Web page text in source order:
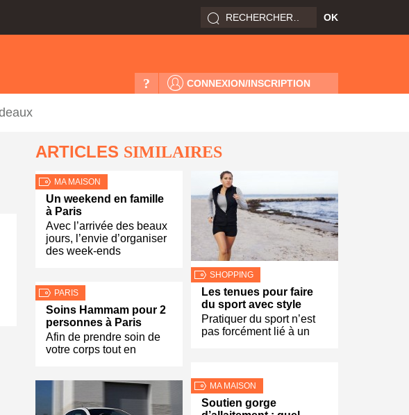
CONNEXION/INSCRIPTION
?
ARTICLES SIMILAIRES
MA MAISON
Un weekend en famille
à Paris
Avec l’arrivée des beaux
jours, l’envie d’organiser
des week-ends
PARIS
Soins Hammam pour 2
personnes à Paris
Afin de prendre soin de
votre corps tout en
SHOPPING
Les tenues pour faire
du sport avec style
Pratiquer du sport n’est
pas forcément lié à un
MA MAISON
Soutien gorge